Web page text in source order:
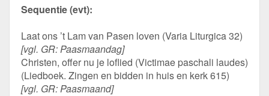
Sequentie (evt):
Laat ons ’t Lam van Pasen loven (Varia Liturgica 32)
[vgl. GR: Paasmaandag]
Christen, offer nu je loflied (Victimae paschali laudes)
(Liedboek. Zingen en bidden in huis en kerk 615)
[vgl. GR: Paasmaand]